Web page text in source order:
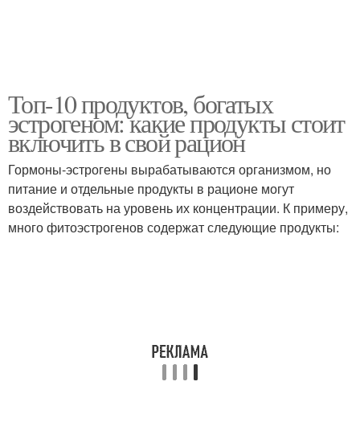
Топ-10 продуктов, богатых
эстрогеном: какие продукты стоит
включить в свой рацион
Гормоны-эстрогены вырабатываются организмом, но
питание и отдельные продукты в рационе могут
воздействовать на уровень их концентрации. К примеру,
много фитоэстрогенов содержат следующие продукты: